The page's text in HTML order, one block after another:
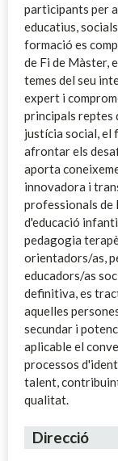
participants per
educatius,
formació es
de Fi de Màster,
temes del seu
expert i
principals reptes
justícia social, el
afrontar els
aporta
innovadora i
professionals de
d'educació
pedagogia
orientadors/as,
educadors/as
definitiva, es
aquelles
secundar i
aplicable el
processos
talent,
qualitat.
Direcció